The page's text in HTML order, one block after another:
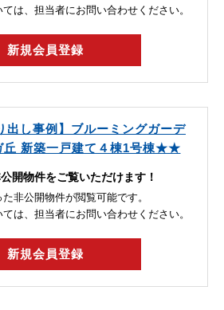
は、担当者にお問い合わせください。
新規会員登録
出し事例】ブルーミングガーデ
丘 新築一戸建て４棟1号棟★★
開物件をご覧いただけます！
非公開物件が閲覧可能です。
は、担当者にお問い合わせください。
新規会員登録